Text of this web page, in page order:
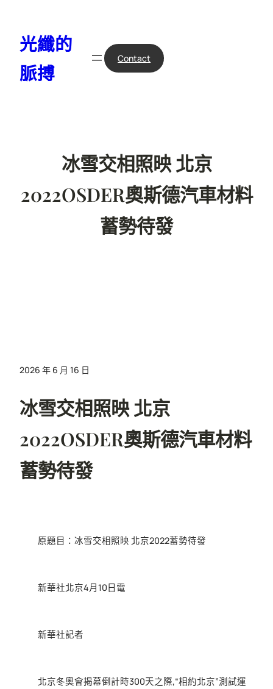
光纖的
脈搏
Contact
冰雪交相照映 北京
2022OSDER奧斯德汽車材料
蓄勢待發
2026 年 6 月 16 日
冰雪交相照映 北京
2022OSDER奧斯德汽車材料
蓄勢待發
原題目：冰雪交相照映 北京2022蓄勢待發
新華社北京4月10日電
新華社記者
北京冬奧會揭幕倒計時300天之際,“相約北京”測試運